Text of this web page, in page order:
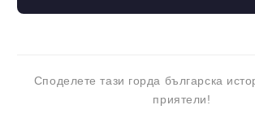
Споделете тази горда българска
приятели!